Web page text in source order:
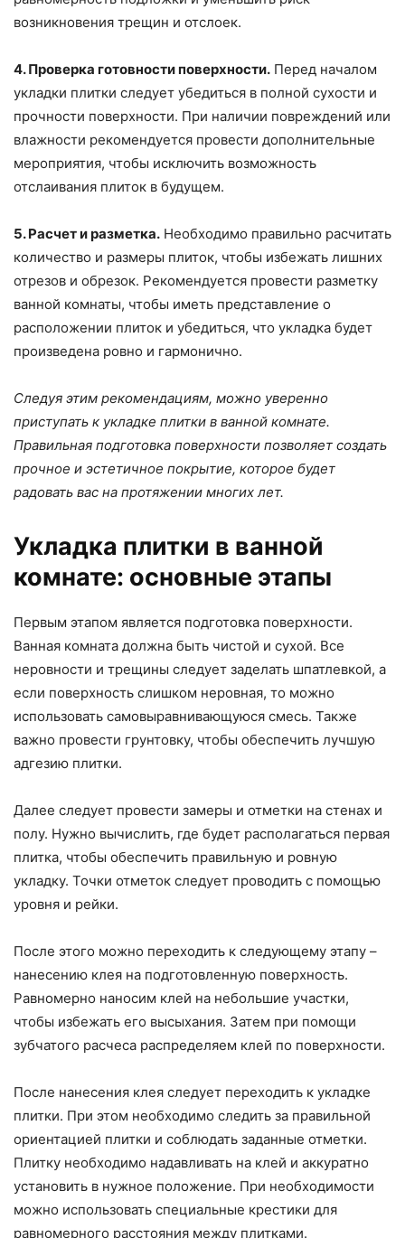
возникновения трещин и отслоек.
4. Проверка готовности поверхности. Перед началом
укладки плитки следует убедиться в полной сухости и
прочности поверхности. При наличии повреждений или
влажности рекомендуется провести дополнительные
мероприятия, чтобы исключить возможность
отслаивания плиток в будущем.
5. Расчет и разметка. Необходимо правильно расчитать
количество и размеры плиток, чтобы избежать лишних
отрезов и обрезок. Рекомендуется провести разметку
ванной комнаты, чтобы иметь представление о
расположении плиток и убедиться, что укладка будет
произведена ровно и гармонично.
Следуя этим рекомендациям, можно уверенно
приступать к укладке плитки в ванной комнате.
Правильная подготовка поверхности позволяет создать
прочное и эстетичное покрытие, которое будет
радовать вас на протяжении многих лет.
Укладка плитки в ванной
комнате: основные этапы
Первым этапом является подготовка поверхности.
Ванная комната должна быть чистой и сухой. Все
неровности и трещины следует заделать шпатлевкой, а
если поверхность слишком неровная, то можно
использовать самовыравнивающуюся смесь. Также
важно провести грунтовку, чтобы обеспечить лучшую
адгезию плитки.
Далее следует провести замеры и отметки на стенах и
полу. Нужно вычислить, где будет располагаться первая
плитка, чтобы обеспечить правильную и ровную
укладку. Точки отметок следует проводить с помощью
уровня и рейки.
После этого можно переходить к следующему этапу –
нанесению клея на подготовленную поверхность.
Равномерно наносим клей на небольшие участки,
чтобы избежать его высыхания. Затем при помощи
зубчатого расчеса распределяем клей по поверхности.
После нанесения клея следует переходить к укладке
плитки. При этом необходимо следить за правильной
ориентацией плитки и соблюдать заданные отметки.
Плитку необходимо надавливать на клей и аккуратно
установить в нужное положение. При необходимости
можно использовать специальные крестики для
равномерного расстояния между плитками.